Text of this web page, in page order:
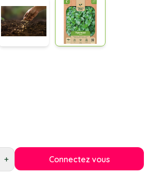
+ Connectez vous